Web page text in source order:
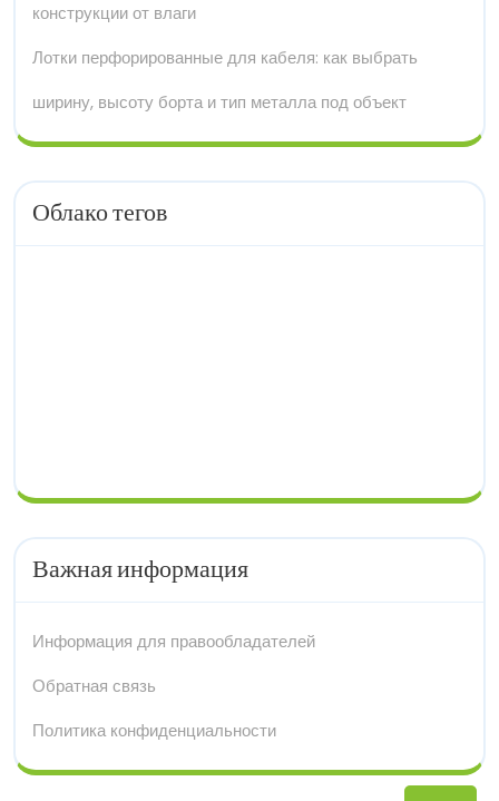
конструкции от влаги
Лотки перфорированные для кабеля: как выбрать
ширину, высоту борта и тип металла под объект
Облако тегов
Важная информация
Информация для правообладателей
Обратная связь
Политика конфиденциальности